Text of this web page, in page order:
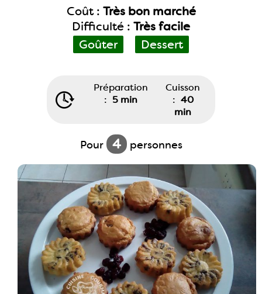
Coût : Très bon marché
Difficulté : Très facile
Goûter
Dessert
Préparation
: 5 min
Cuisson
: 40
min
Pour 4 personnes